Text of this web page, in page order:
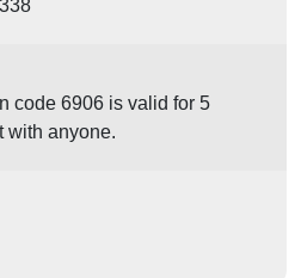
code 6906 is valid for 5
with anyone.